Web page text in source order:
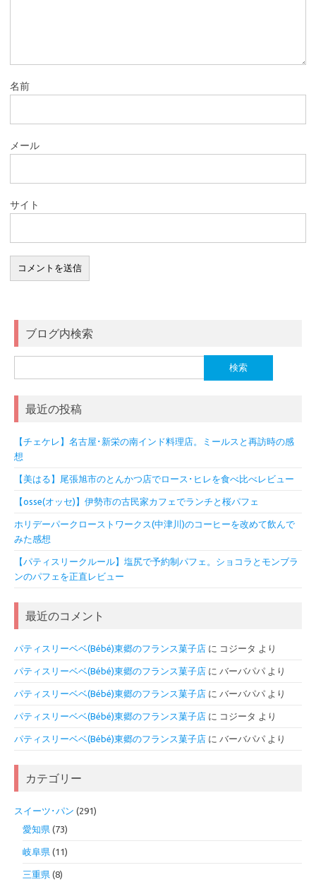
名前
メール
サイト
ブログ内検索
索:
最近の投稿
【チェケレ】名古屋･新栄の南インド料理店。ミールスと再訪時の感
想
【美はる】尾張旭市のとんかつ店でロース･ヒレを食べ比べレビュー
【osse(オッセ)】伊勢市の古民家カフェでランチと桜パフェ
ホリデーパークローストワークス(中津川)のコーヒーを改めて飲んで
みた感想
【パティスリークルール】塩尻で予約制パフェ。ショコラとモンブラ
ンのパフェを正直レビュー
最近のコメント
パティスリーベベ(Bébé)東郷のフランス菓子店 に コジータ より
パティスリーベベ(Bébé)東郷のフランス菓子店 に バーバパパ より
パティスリーベベ(Bébé)東郷のフランス菓子店 に バーバパパ より
パティスリーベベ(Bébé)東郷のフランス菓子店 に コジータ より
パティスリーベベ(Bébé)東郷のフランス菓子店 に バーバパパ より
カテゴリー
スイーツ･パン (291)
愛知県 (73)
岐阜県 (11)
三重県 (8)